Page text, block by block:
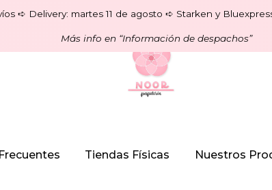
➪ Delivery: martes 11 de agosto ➪ Starken y
Más info en “Información de despachos”
Tiendas Físicas Nuestros